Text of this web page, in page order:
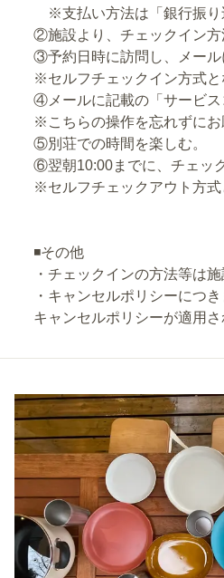
※支払い方法は「銀行振り
②施設より、チェックイン方
③予約日時に訪問し、メール
※セルフチェックイン方式と
④メールに記載の「サービス
※こちらの操作を忘れずにお
⑤別荘での時間を楽しむ。
⑥翌朝10:00までに、チェッ
※セルフチェックアウト方式
◾️その他
・チェックインの方法等は
・キャンセルポリシーにつ
キャンセルポリシーが適用